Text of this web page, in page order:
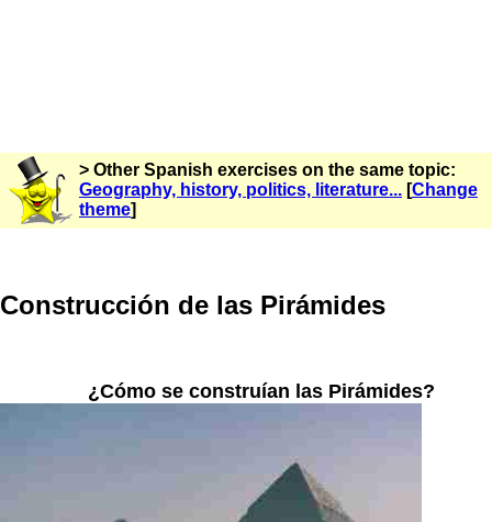
> Other Spanish exercises on the same topic:
Geography, history, politics, literature... [Change
theme]
Construcción de las Pirámides
¿Cómo se construían las Pirámides?